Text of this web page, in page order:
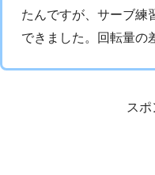
たんですが、サーブ練
できました。回転量の
スポ